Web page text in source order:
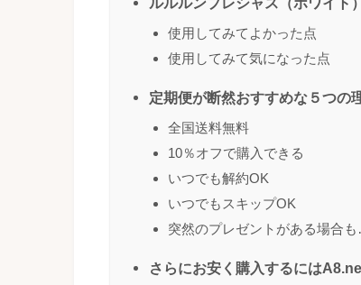
使用してみてよかった点
使用してみて気になった点
定期便が断然おすすめな５つの
全国送料無料
10％オフで購入できる
いつでも解約OK
いつでもスキップOK
突然のプレゼントがある場合も
さらにお安く購入するには